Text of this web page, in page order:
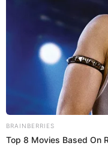
23 May 2023 | 14:07 h
Princesita Mily:
populares, desde
Milagros Soto fue una de